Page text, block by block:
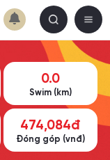
0.0
Swim (km)
474,084đ
Đóng góp (vnđ)